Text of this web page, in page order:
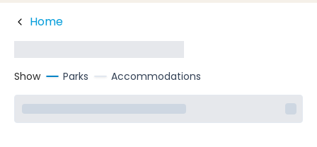
Home
Show Parks Accommodations